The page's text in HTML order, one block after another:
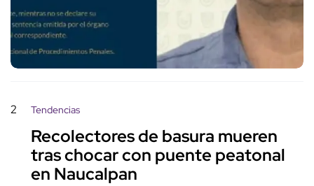
2 Tendencias
Recolectores de basura mueren
tras chocar con puente peatonal
en Naucalpan